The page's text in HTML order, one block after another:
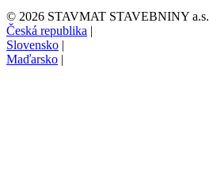
© 2026 STAVMAT STAVEBNINY a.s.
Česká republika |
Slovensko |
Maďarsko |